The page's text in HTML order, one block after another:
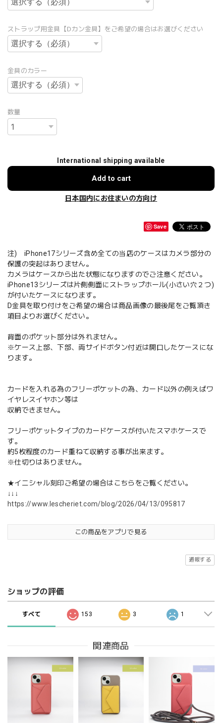
ストラップ用金具【Dカン金具】をご希望の場合はお選びください
金具のカラー
数量
International shipping available
Add to cart
日本国内にお住まいの方向け
Save
注) iPhone17シリーズ含め全ての当店のケースはカメラ部分の
保護の突起はありません。
カメラはケースから出た状態になりますのでご注意ください。
iPhone13シリーズは片側側面にストラップホール(小さい穴２つ)
が付いたケースになります。
D金具を取り付けをご希望の場合は商品画像の最後尾をご覧頂き
項目よりお選びください。
背面のポケット部分は外れません。
※ケース上部、下部、両サイドボタン付近は開口したケースにな
ります。
カードを入れる為のフリーポケットの為、カード以外の例えばワ
イヤレスイヤホン等は
収納できません。
フリーポケットタイプのカードケースが付いたスマホケースで
す。
約5枚程度のカード重ねて収納する事が出来ます。
※仕切りはありません。
★イニシャル刻印ご希望の場合はこちらをご覧ください。
↓↓↓
https://www.lescheriet.com/blog/2026/04/13/095817
この商品をアプリで見る
通報する
ショップの評価
すべて 153 3 1
関連商品